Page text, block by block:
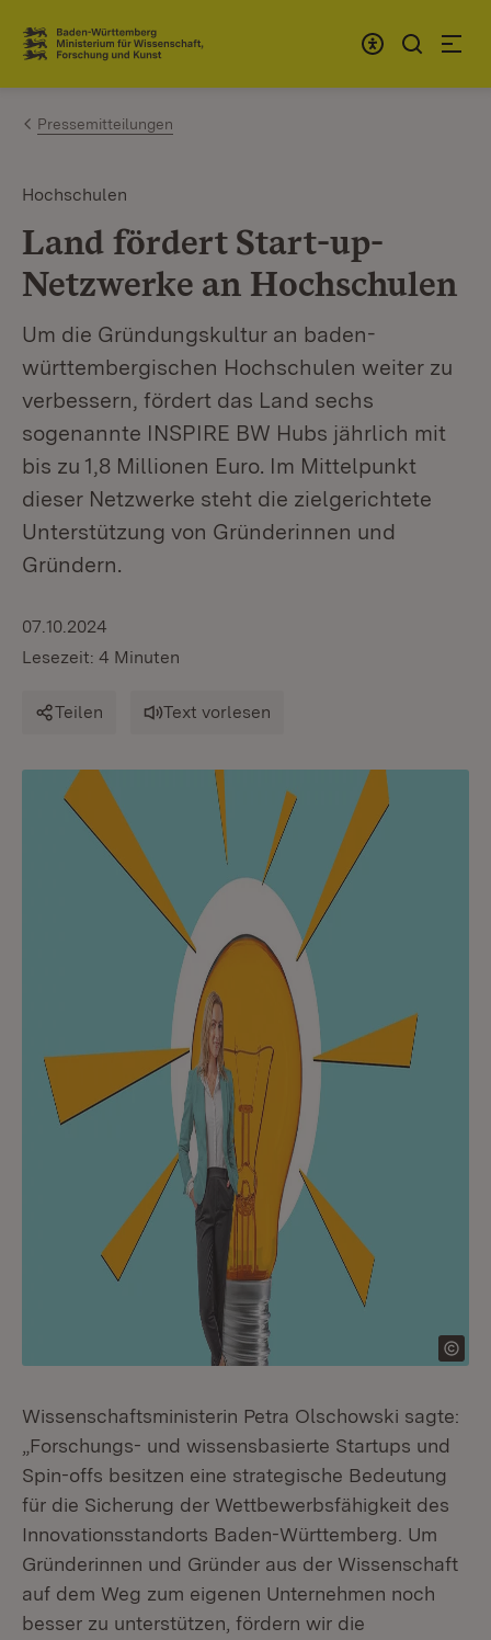
Zum Inhalt springen
Link zur Startseite
Pressemitteilungen
Hochschulen
Land fördert Start-up-
Netzwerke an Hochschulen
Um die Gründungskultur an baden-
württembergischen Hochschulen weiter zu
verbessern, fördert das Land sechs
sogenannte INSPIRE BW Hubs jährlich mit
bis zu 1,8 Millionen Euro. Im Mittelpunkt
dieser Netzwerke steht die zielgerichtete
Unterstützung von Gründerinnen und
Gründern.
07.10.2024
Lesezeit: 4 Minuten
Teilen Text vorlesen
Wissenschaftsministerin Petra Olschowski sagte:
„Forschungs- und wissensbasierte Startups und
Spin-offs besitzen eine strategische Bedeutung
für die Sicherung der Wettbewerbsfähigkeit des
Innovationsstandorts Baden-Württemberg. Um
Gründerinnen und Gründer aus der Wissenschaft
auf dem Weg zum eigenen Unternehmen noch
besser zu unterstützen, fördern wir die